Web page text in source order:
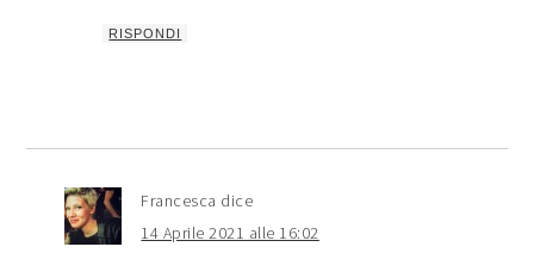
RISPONDI
Francesca dice
14 Aprile 2021 alle 16:02